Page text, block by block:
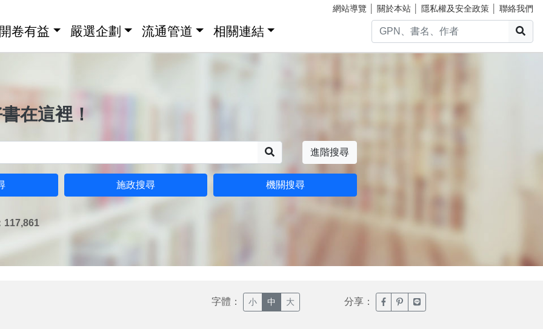
網站導覽 關於本站 隱私權及安全政策 聯絡我們
卷有益 嚴選企劃 流通管道 相關連結
在這裡！
進階搜尋
施政搜尋 機關搜尋
117,861
字體： 小 中 大 分享： 臉書分享(另開新視窗)
噗浪分享(另開新視窗)
Line分享(另開新視窗)